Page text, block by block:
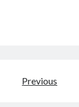
Posts
Previous